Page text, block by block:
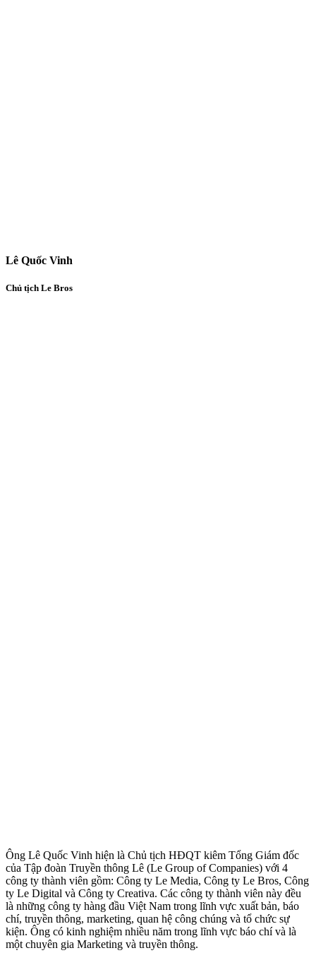
Lê Quốc Vinh
Chủ tịch Le Bros
Ông Lê Quốc Vinh hiện là Chủ tịch HĐQT kiêm Tổng Giám đốc
của Tập đoàn Truyền thông Lê (Le Group of Companies) với 4
công ty thành viên gồm: Công ty Le Media, Công ty Le Bros, Công
ty Le Digital và Công ty Creativa. Các công ty thành viên này đều
là những công ty hàng đầu Việt Nam trong lĩnh vực xuất bản, báo
chí, truyền thông, marketing, quan hệ công chúng và tổ chức sự
kiện. Ông có kinh nghiệm nhiều năm trong lĩnh vực báo chí và là
một chuyên gia Marketing và truyền thông.